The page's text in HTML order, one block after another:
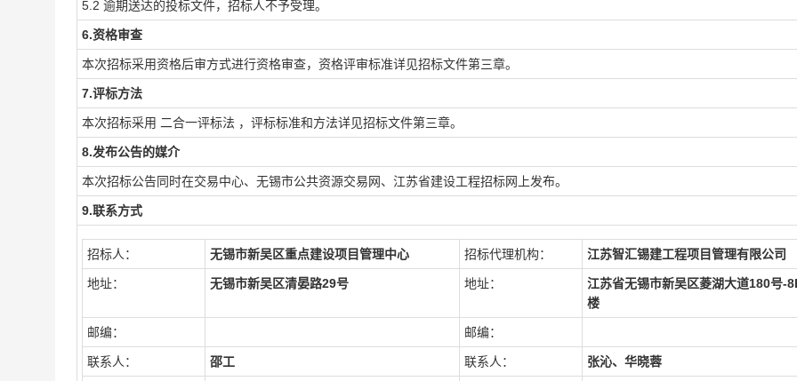
5.2 逾期送达的投标文件，招标人不予受理。
6.资格审查
本次招标采用资格后审方式进行资格审查，资格评审标准详见招标文件第三章。
7.评标方法
本次招标采用 二合一评标法 ，评标标准和方法详见招标文件第三章。
8.发布公告的媒介
本次招标公告同时在交易中心、无锡市公共资源交易网、江苏省建设工程招标网 上发布。
9.联系方式
招标人： 无锡市新吴区重点建设项目管理中心 招标代理机构： 江苏智汇锡建工程项目管理有限公司
地址： 无锡市新吴区清晏路29号 地址：
江苏省无锡市新吴区菱湖大道180号-
楼
邮编： 邮编：
联系人： 邵工 联系人： 张沁、华晓蓉